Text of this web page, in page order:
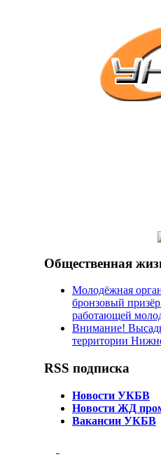
Общественная
Молодёжная
бронзовый
работающей
Внимание!
территории
RSS подписка
Новости УКБВ
Новости ЖД
Вакансии УКБВ